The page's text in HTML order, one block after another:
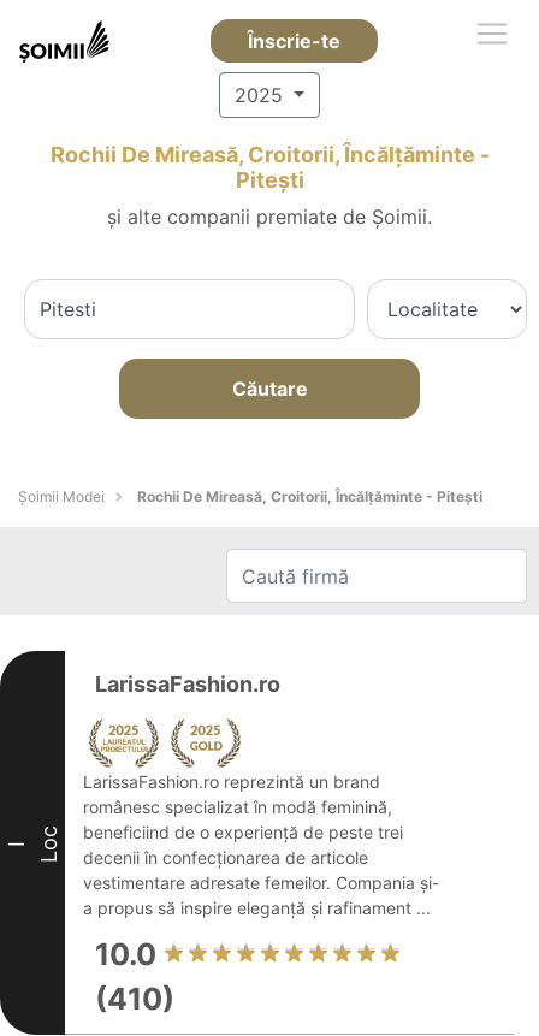
Înscrie-te
2025
Rochii De Mireasă, Croitorii, Încălțăminte -
Piteşti
și alte companii premiate de Șoimii.
Căutare
Șoimii Modei Rochii De Mireasă, Croitorii, Încălțăminte - Piteşti
I Loc
LarissaFashion.ro
LarissaFashion.ro reprezintă un brand
românesc specializat în modă feminină,
beneficiind de o experiență de peste trei
decenii în confecționarea de articole
vestimentare adresate femeilor. Compania și-
a propus să inspire eleganță și rafinament ...
10.0
(410)